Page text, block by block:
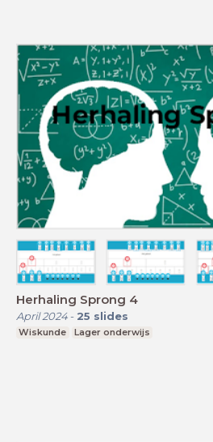
Herhaling Sprong 4
April 2024- 25 slides
Wiskunde Lager onderwijs